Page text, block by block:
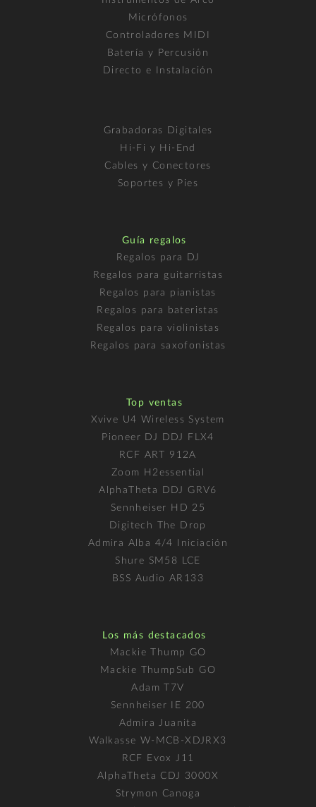
Micrófonos
Controladores MIDI
Batería y Percusión
Directo e Instalación
Grabadoras Digitales
Hi-Fi y Hi-End
Cables y Conectores
Soportes y Pies
Guía regalos
Regalos para DJ
Regalos para guitarristas
Regalos para pianistas
Regalos para bateristas
Regalos para violinistas
Regalos para saxofonistas
Top ventas
Xvive U4 Wireless System
Pioneer DJ DDJ FLX4
RCF ART 912A
Zoom H2essential
AlphaTheta DDJ GRV6
Sennheiser HD 25
Digitech The Drop
Admira Alba 4/4 Iniciación
Shure SM58 LCE
BSS Audio AR133
Los más destacados
Mackie Thump GO
Mackie ThumpSub GO
Adam T7V
Sennheiser IE 200
Admira Juanita
Walkasse W-MCB-XDJRX3
RCF Evox J11
AlphaTheta CDJ 3000X
Strymon Canoga